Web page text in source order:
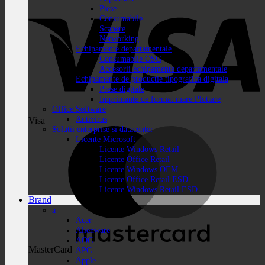
Visa
MasterCard
Piese
Consumabile
Scanere
Networking
Echipamente departamentale
Consumabile OSG
Accesorii echipamente departamentale
Echipamente de productie tipografica digitala
Prese digitale
Imprimante de format mare Plottare
Office Software
Antivirus
Solutii enterprise si datacenter
Licente Microsoft
Licente Windows Retail
Licente Office Retail
Licente Windows OEM
Licente Office Retail ESD
Licente Windows Retail ESD
Brand
a
Acer
Alienware
AOC
APC
Apple